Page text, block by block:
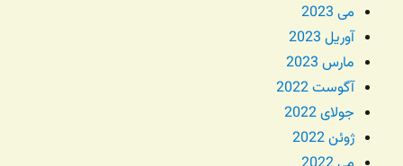
می 2023
آوریل 2023
مارس 2023
آگوست 2022
جولای 2022
ژوئن 2022